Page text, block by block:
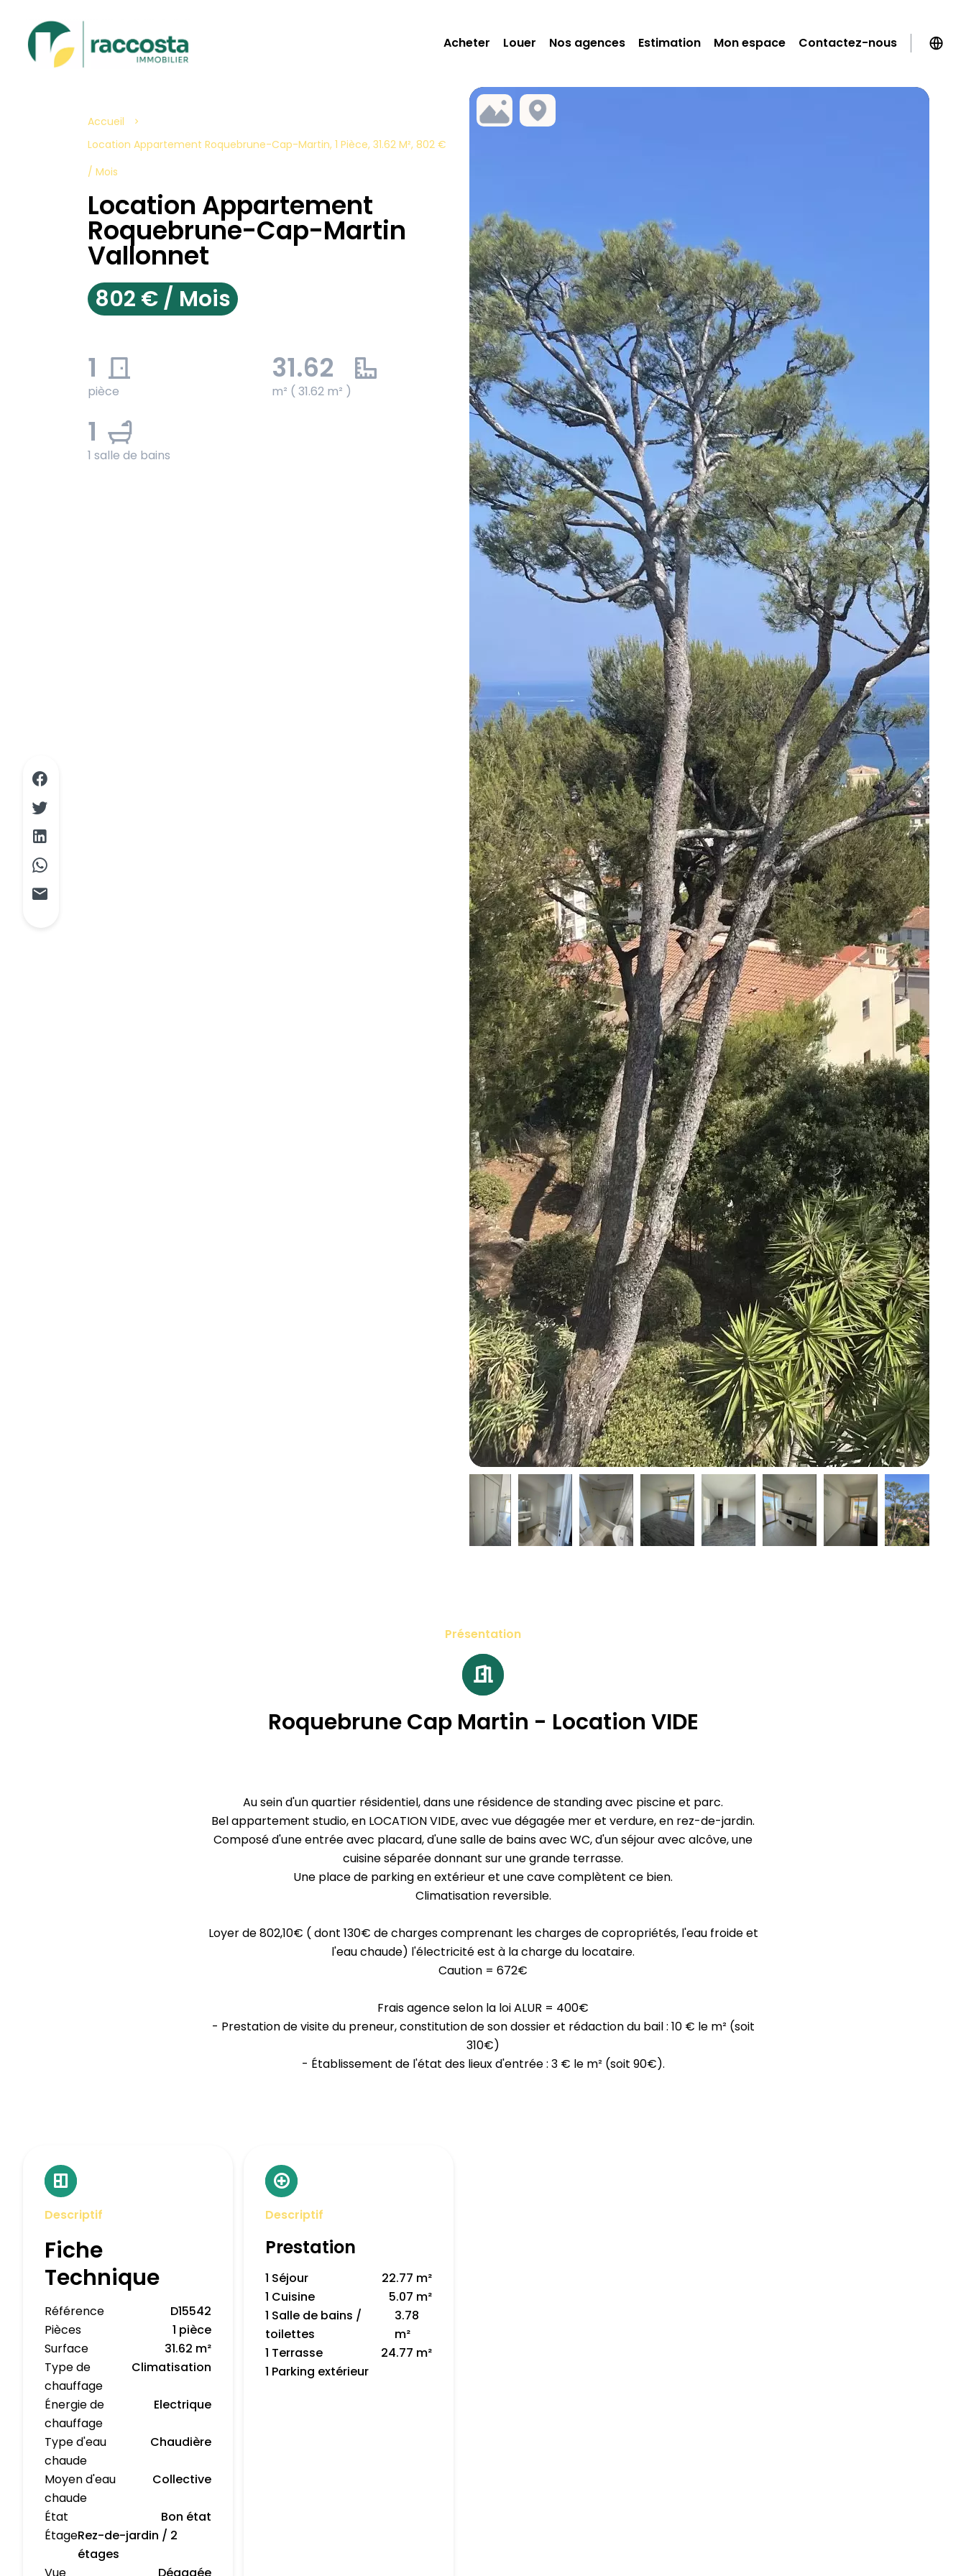
Acheter Louer Nos agences Estimation Mon espace Contactez-nous
Accueil
Location Appartement Roquebrune-Cap-Martin, 1 Pièce, 31.62 M², 802 €
/ Mois
Location Appartement
Roquebrune-Cap-Martin
Vallonnet
802 € / Mois
1
pièce
31.62
m² ( 31.62 m² )
1
1 salle de bains
Présentation
Roquebrune Cap Martin - Location VIDE
Au sein d'un quartier résidentiel, dans une résidence de standing avec piscine et parc.
Bel appartement studio, en LOCATION VIDE, avec vue dégagée mer et verdure, en rez-de-jardin.
Composé d'une entrée avec placard, d'une salle de bains avec WC, d'un séjour avec alcôve, une
cuisine séparée donnant sur une grande terrasse.
Une place de parking en extérieur et une cave complètent ce bien.
Climatisation reversible.
Loyer de 802,10€ ( dont 130€ de charges comprenant les charges de copropriétés, l'eau froide et
l'eau chaude) l'électricité est à la charge du locataire.
Caution = 672€
Frais agence selon la loi ALUR = 400€
- Prestation de visite du preneur, constitution de son dossier et rédaction du bail : 10 € le m² (soit
310€)
- Établissement de l'état des lieux d'entrée : 3 € le m² (soit 90€).
Descriptif
Fiche
Technique
Référence
D15542
Pièces
1 pièce
Surface
31.62 m²
Type de
chauffage
Climatisation
Énergie de
chauffage
Electrique
Type d'eau
chaude
Chaudière
Moyen d'eau
chaude
Collective
État
Bon état
ÉtageRez-de-jardin / 2
étages
Vue
Dégagée
Descriptif
Prestation
1 Séjour
22.77 m²
1 Cuisine
5.07 m²
1 Salle de bains /
toilettes
3.78
m²
1 Terrasse
24.77 m²
1 Parking extérieur